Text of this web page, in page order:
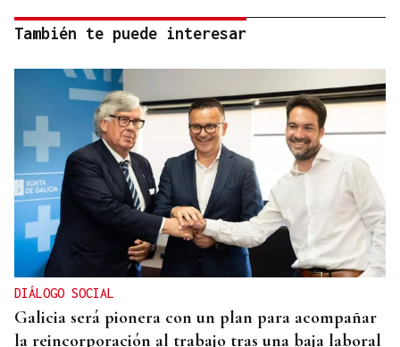
También te puede interesar
DIÁLOGO SOCIAL
Galicia será pionera con un plan para acompañar
la reincorporación al trabajo tras una baja laboral